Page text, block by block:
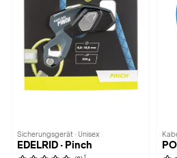
Sicherungsgerät · Unisex
EDELRID · Pinch
1